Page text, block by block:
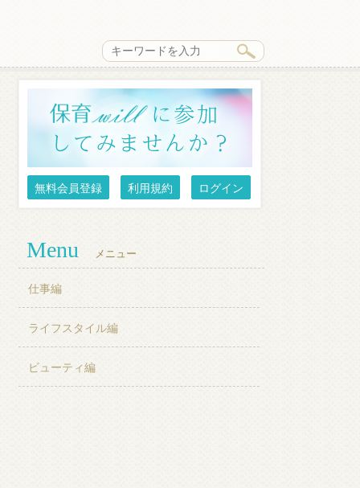
無料会員登録 利用規約 ログイン
Menu メニュー
仕事編
ライフスタイル編
ビューティ編